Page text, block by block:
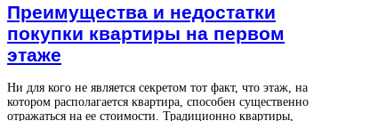
Преимущества и недостатки
покупки квартиры на первом
этаже
Ни для кого не является секретом тот факт, что этаж, на
котором располагается квартира, способен существенно
отражаться на ее стоимости. Традиционно квартиры,